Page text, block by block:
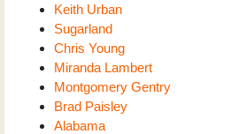
Keith Urban
Sugarland
Chris Young
Miranda Lambert
Montgomery Gentry
Brad Paisley
Alabama